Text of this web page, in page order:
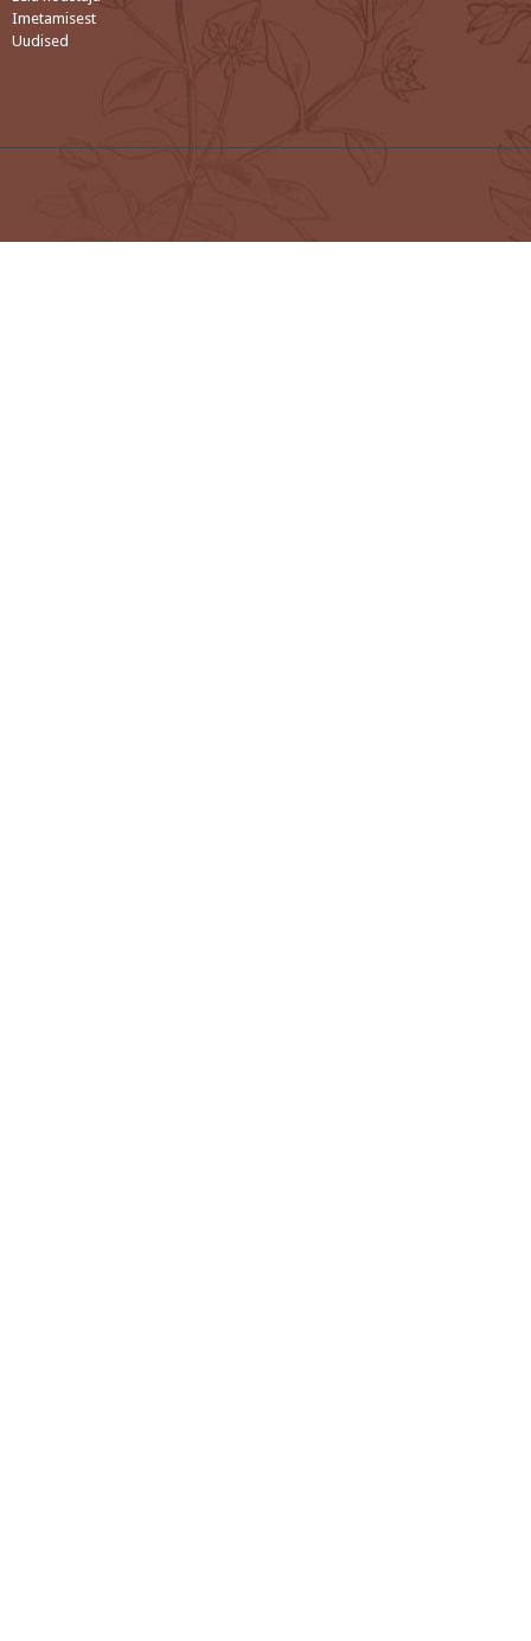
Imetamisest
Uudised